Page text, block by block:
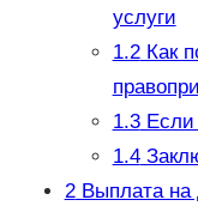
услуги
1.2Как
1.3Если
1.4
2Выплата на